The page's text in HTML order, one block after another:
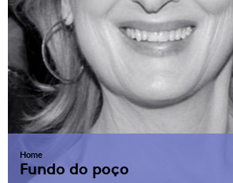
Home
Fundo do poço